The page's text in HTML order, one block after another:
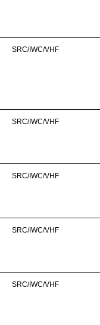
SRC/IWC/VHF
SRC/IWC/VHF
SRC/IWC/VHF
SRC/IWC/VHF
SRC/IWC/VHF